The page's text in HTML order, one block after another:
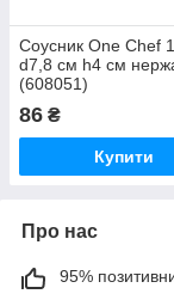
Соусник One Chef
d7,8 см h4 см
(608051)
86 ₴
Купити
Про нас
95%